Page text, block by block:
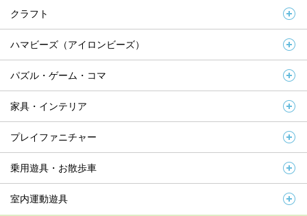
クラフト
ハマビーズ（アイロンビーズ）
パズル・ゲーム・コマ
家具・インテリア
プレイファニチャー
乗用遊具・お散歩車
室内運動遊具